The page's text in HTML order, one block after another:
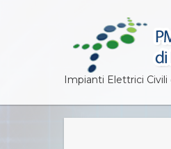
Impianti Elettrici